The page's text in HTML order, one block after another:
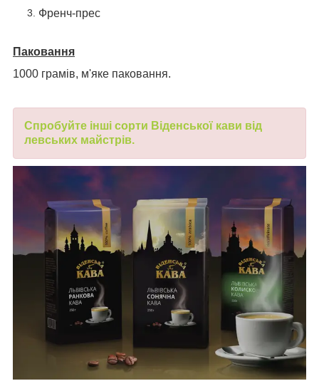
Френч-прес
Паковання
1000 грамів, м'яке паковання.
Спробуйте інші сорти Віденської кави від
левських майстрів.